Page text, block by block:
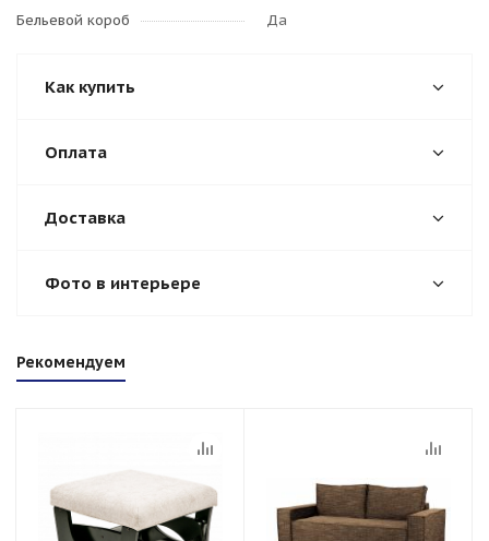
Бельевой короб
Да
Как купить
Оплата
Доставка
Фото в интерьере
Рекомендуем